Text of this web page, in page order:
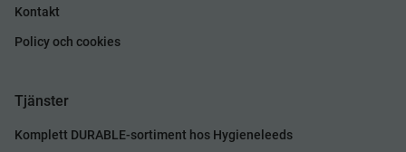
Kontakt
Policy och cookies
Tjänster
Komplett DURABLE-sortiment hos Hygieneleeds